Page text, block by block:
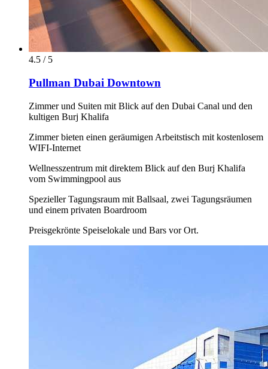
4.5 / 5
Pullman Dubai Downtown
Zimmer und Suiten mit Blick auf den Dubai Canal und den
kultigen Burj Khalifa
Zimmer bieten einen geräumigen Arbeitstisch mit kostenlosem
WIFI-Internet
Wellnesszentrum mit direktem Blick auf den Burj Khalifa
vom Swimmingpool aus
Spezieller Tagungsraum mit Ballsaal, zwei Tagungsräumen
und einem privaten Boardroom
Preisgekrönte Speiselokale und Bars vor Ort.